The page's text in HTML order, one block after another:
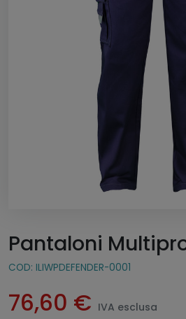
Pantaloni
COD: ILIWPDEFENDER-0001
76,60 € IVA esclusa